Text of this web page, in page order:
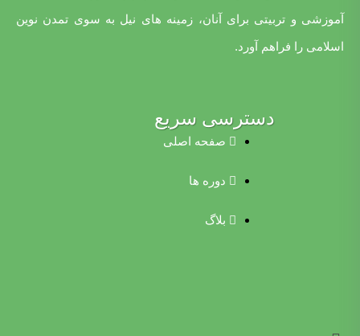
آموزشی و تربیتی برای آنان، زمینه های نیل به سوی تمدن نوین
اسلامی را فراهم آورد.
دسترسی سریع
صفحه اصلی
دوره ها
بلاگ